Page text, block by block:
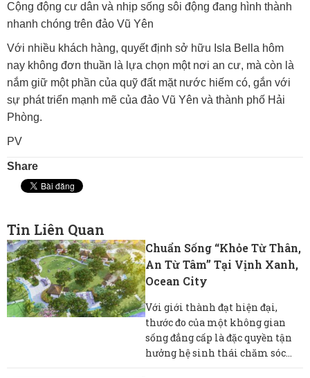
Cộng động cư dân và nhịp sống sôi động đang hình thành
nhanh chóng trên đảo Vũ Yên
Với nhiều khách hàng, quyết định sở hữu Isla Bella hôm
nay không đơn thuần là lựa chọn một nơi an cư, mà còn là
nắm giữ một phần của quỹ đất mặt nước hiếm có, gắn với
sự phát triển mạnh mẽ của đảo Vũ Yên và thành phố Hải
Phòng.
PV
Share
Tin Liên Quan
Chuẩn Sống “khỏe Từ Thân,
An Từ Tâm” Tại Vịnh Xanh,
Ocean City
Với giới thành đạt hiện đại,
thước đo của một không gian
sống đẳng cấp là đặc quyền tận
hưởng hệ sinh thái chăm sóc...